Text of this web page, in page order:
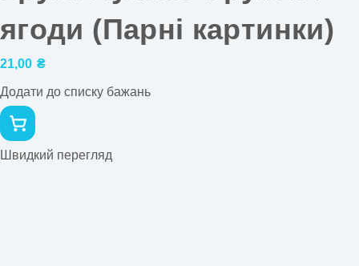
ягоди (Парні картинки)
21,00 ₴
Додати до списку бажань
Швидкий перегляд